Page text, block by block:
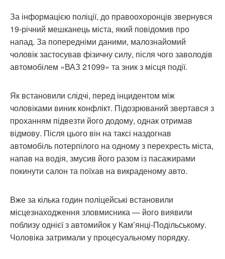
За інформацією поліції, до правоохоронців звернувся
19-річний мешканець міста, який повідомив про
напад. За попередніми даними, малознайомий
чоловік застосував фізичну силу, після чого заволодів
автомобілем «ВАЗ 21099» та зник з місця події.
Як встановили слідчі, перед інцидентом між
чоловіками виник конфлікт. Підозрюваний звертався з
проханням підвезти його додому, однак отримав
відмову. Після цього він на таксі наздогнав
автомобіль потерпілого на одному з перехресть міста,
напав на водія, змусив його разом із пасажирами
покинути салон та поїхав на викраденому авто.
Вже за кілька годин поліцейські встановили
місцезнаходження зловмисника — його виявили
поблизу однієї з автомийок у Кам’янці-Подільському.
Чоловіка затримали у процесуальному порядку.